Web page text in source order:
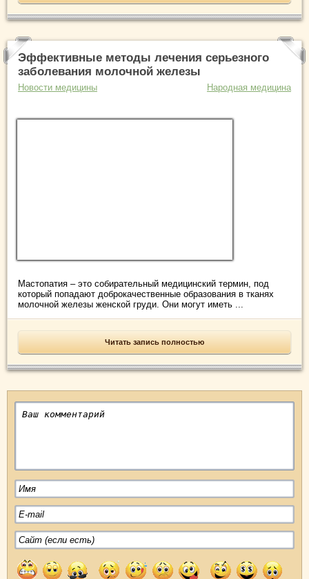
Эффективные методы лечения серьезного
заболевания молочной железы
Новости медицины Народная медицина
Мастопатия – это собирательный медицинский термин, под
который попадают доброкачественные образования в тканях
молочной железы женской груди. Они могут иметь ...
Читать запись полностью